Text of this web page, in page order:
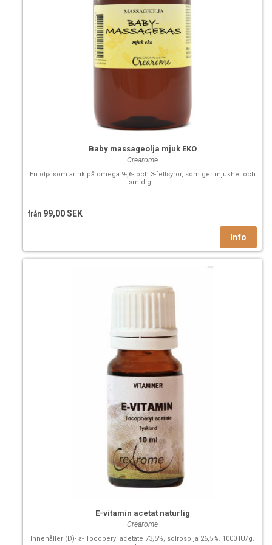
: Lauryl betaine
Storbrittanien
Baby massageolja mjuk EKO
Crearome
En olja som är rik på omega 9-,6- och 3-fettsyror, som ger mjukhet och
smidig...
från 99,00 SEK
E-vitamin acetat naturlig
Crearome
Innehåller (D)- a- Tocoperyl acetate 73,5%, solrosolja 26,5%. 1000 IU/g.